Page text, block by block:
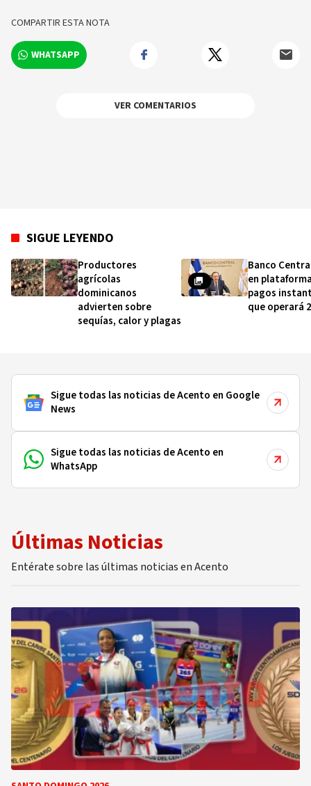
COMPARTIR ESTA NOTA
WHATSAPP
VER COMENTARIOS
SIGUE LEYENDO
Productores
agrícolas
dominicanos
advierten sobre
sequías, calor y plagas
Banco
en
pagos
que operará
Sigue todas las noticias de Acento en Google
News
Sigue todas las noticias de Acento en
WhatsApp